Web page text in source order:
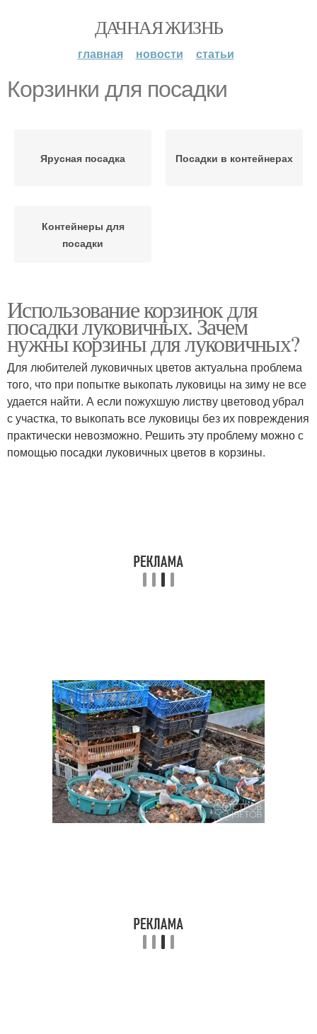
ДАЧНАЯ ЖИЗНЬ
главная новости статьи
Корзинки для посадки
Ярусная посадка Посадки в контейнерах
Контейнеры для
посадки
Использование корзинок для
посадки луковичных. Зачем
нужны корзины для луковичных?
Для любителей луковичных цветов актуальна проблема
того, что при попытке выкопать луковицы на зиму не все
удается найти. А если пожухшую листву цветовод убрал
с участка, то выкопать все луковицы без их повреждения
практически невозможно. Решить эту проблему можно с
помощью посадки луковичных цветов в корзины.